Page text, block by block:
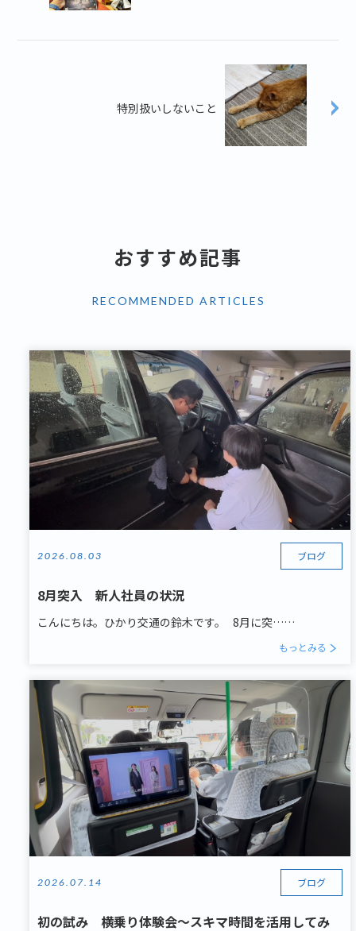
特別扱いしないこと
おすすめ記事
RECOMMENDED ARTICLES
2026.08.03 ブログ
8月突入 新人社員の状況
こんにちは。ひかり交通の鈴木です。 8月に突……
もっとみる
2026.07.14 ブログ
初の試み 横乗り体験会～スキマ時間を活用してみ